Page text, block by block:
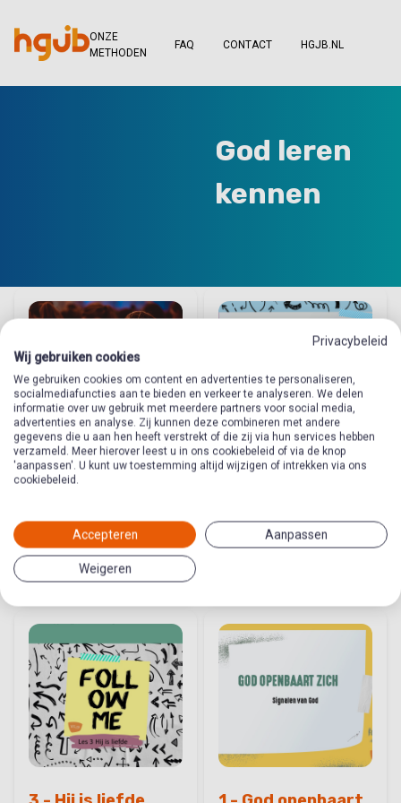
ONZE
METHODEN
FAQ CONTACT HGJB.NL
God leren
kennen
1
Ik geloof in God
Thema in Houvast
God leren kennen
2 - God dienen
het 2e gebod)
Thema in Follow Me
Privacybeleid
Wij gebruiken cookies
We gebruiken cookies om content en advertenties te personaliseren,
socialmediafuncties aan te bieden en verkeer te analyseren. We delen
informatie over uw gebruik met meerdere partners voor social media,
advertenties en analyse. Zij kunnen deze combineren met andere
gegevens die u aan hen heeft verstrekt of die zij via hun services hebben
verzameld. Meer hierover leest u in ons cookiebeleid of via de knop
'aanpassen'. U kunt uw toestemming altijd wijzigen of intrekken via ons
cookiebeleid.
Accepteren Aanpassen
Weigeren